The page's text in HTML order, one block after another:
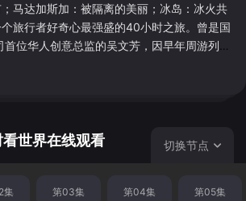
马达加斯加：被隔离的美丽；冰岛：冰火共
旅行者好奇心最强盛的40小时之旅。曾是国
位华人创意总监的吴文芳，因早年周游列国
世界在线观看 切换节点
集 第03集 第04集 第05集